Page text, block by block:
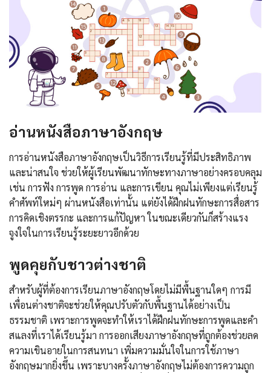
อ่านหนังสือภาษาอังกฤษ
การอ่านหนังสือภาษาอังกฤษเป็นวิธีการเรียนรู้ที่มีประสิทธิภาพ
และน่าสนใจ ช่วยให้ผู้เรียนพัฒนาทักษะทางภาษาอย่างครอบคลุม
เช่น การฟัง การพูด การอ่าน และการเขียน คุณไม่เพียงแต่เรียนรู้
คำศัพท์ใหม่ๆ ผ่านหนังสือเท่านั้น แต่ยังได้ฝึกฝนทักษะการสื่อสาร
การคิดเชิงตรรกะ และการแก้ปัญหา ในขณะเดียวกันก็สร้างแรง
จูงใจในการเรียนรู้ระยะยาวอีกด้วย
พูดคุยกับชาวต่างชาติ
สำหรับผู้ที่ต้องการเรียนภาษาอังกฤษโดยไม่มีพื้นฐานใดๆ การมี
เพื่อนต่างชาติจะช่วยให้คุณปรับตัวกับพื้นฐานได้อย่างเป็น
ธรรมชาติ เพราะการพูดจะทำให้เราได้ฝึกฝนทักษะการพูดและคำ
สแลงที่เราได้เรียนรู้มา การออกเสียงภาษาอังกฤษที่ถูกต้องช่วยลด
ความเขินอายในการสนทนา เพิ่มความมั่นใจในการใช้ภาษา
อังกฤษมากยิ่งขึ้น เพราะบางครั้งภาษาอังกฤษไม่ต้องการความถูก